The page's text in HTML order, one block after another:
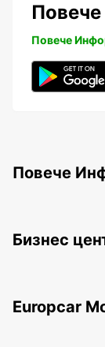
Повече
Повече
Бизнес
Europcar